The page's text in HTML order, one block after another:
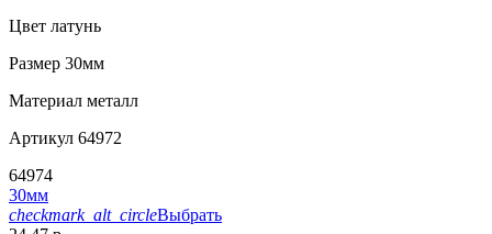
Цвет латунь
Размер 30мм
Материал металл
Артикул 64972
64974
30мм
checkmark_alt_circleВыбрать